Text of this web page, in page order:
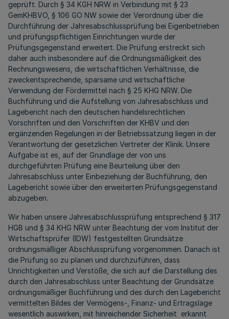
geprüft. Durch § 34 KGH NRW in Verbindung mit § 23
GemKHBVO, § 106 GO NW sowie der Verordnung über die
Durchführung der Jahresabschlussprüfung bei Eigenbetrieben
und prüfungspflichtigen Einrichtungen wurde der
Prüfungsgegenstand erweitert. Die Prüfung erstreckt sich
daher auch insbesondere auf die Ordnungsmäßigkeit des
Rechnungswesens, die wirtschaftlichen Verhältnisse, die
zweckentsprechende, sparsame und wirtschaftliche
Verwendung der Fördermittel nach § 25 KHG NRW. Die
Buchführung und die Aufstellung von Jahresabschluss und
Lagebericht nach den deutschen handelsrechtlichen
Vorschriften und den Vorschriften der KHBV und den
ergänzenden Regelungen in der Betriebssatzung liegen in der
Verantwortung der gesetzlichen Vertreter der Klinik. Unsere
Aufgabe ist es, auf der Grundlage der von uns
durchgeführten Prüfung eine Beurteilung über den
Jahresabschluss unter Einbeziehung der Buchführung, den
Lagebericht sowie über den erweiterten Prüfungsgegenstand
abzugeben.
Wir haben unsere Jahresabschlussprüfung entsprechend § 317
HGB und § 34 KHG NRW unter Beachtung der vom Institut der
Wirtschaftsprüfer (IDW) festgestellten Grundsätze
ordnungsmäßiger Abschlussprüfung vorgenommen. Danach ist
die Prüfung so zu planen und durchzuführen, dass
Unrichtigkeiten und Verstöße, die sich auf die Darstellung des
durch den Jahresabschluss unter Beachtung der Grundsätze
ordnungsmäßiger Buchführung und des durch den Lagebericht
vermittelten Bildes der Vermögens-, Finanz- und Ertragslage
wesentlich auswirken, mit hinreichender Sicherheit erkannt